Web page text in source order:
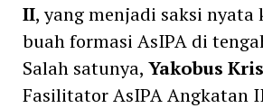
II, yang menjadi saksi
buah formasi AsIPA di
Salah satunya, Yakobus
Fasilitator AsIPA Angkatan